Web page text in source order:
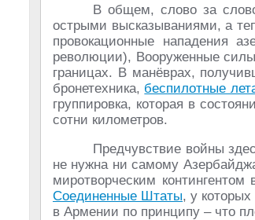
В общем, слово за
острыми высказываниями, а
провокационные нападения
революции), Вооруженные
границах. В манёврах,
бронетехника, беспилотные
группировка, которая в
сотни километров.
Предчувствие войны
не нужна ни самому
миротворческим
Соединенные Штаты, у
в Армении по принципу – что